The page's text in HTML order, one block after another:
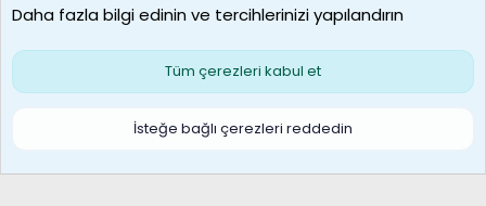
Çerezler
S
Daha fazla bilgi edinin ve tercihlerinizi yapılandırın
Tüm çerezleri kabul et
İsteğe bağlı çerezleri reddedin